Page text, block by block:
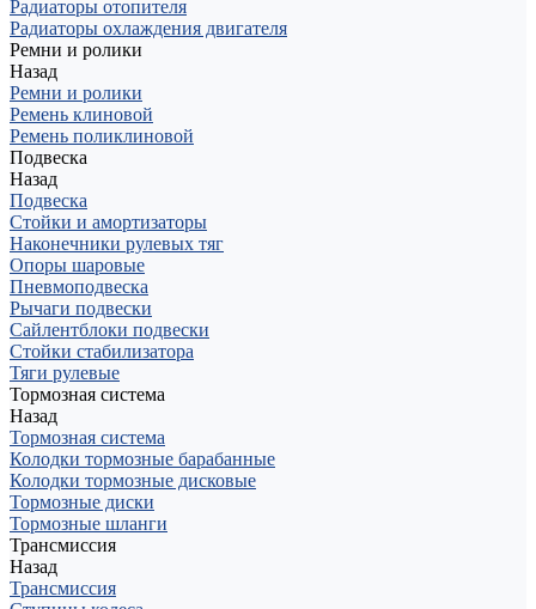
Радиаторы отопителя
Радиаторы охлаждения двигателя
Ремни и ролики
Назад
Ремни и ролики
Ремень клиновой
Ремень поликлиновой
Подвеска
Назад
Подвеска
Стойки и амортизаторы
Наконечники рулевых тяг
Опоры шаровые
Пневмоподвеска
Рычаги подвески
Сайлентблоки подвески
Стойки стабилизатора
Тяги рулевые
Тормозная система
Назад
Тормозная система
Колодки тормозные барабанные
Колодки тормозные дисковые
Тормозные диски
Тормозные шланги
Трансмиссия
Назад
Трансмиссия